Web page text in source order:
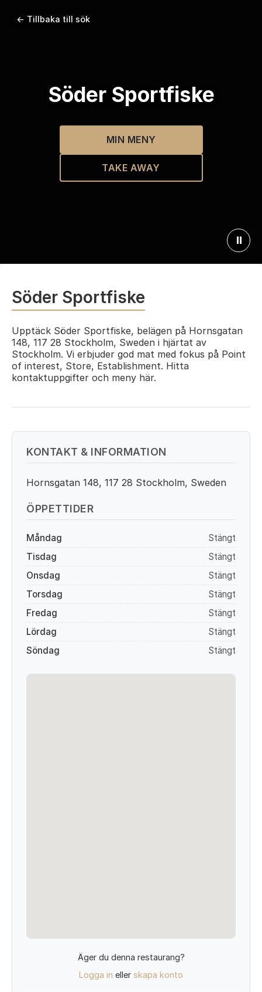
← Tillbaka till sök
Söder Sportfiske
MIN MENY
TAKE AWAY
⏸
Söder Sportfiske
Upptäck Söder Sportfiske, belägen på Hornsgatan
148, 117 28 Stockholm, Sweden i hjärtat av
Stockholm. Vi erbjuder god mat med fokus på Point
of interest, Store, Establishment. Hitta
kontaktuppgifter och meny här.
KONTAKT & INFORMATION
Hornsgatan 148, 117 28 Stockholm, Sweden
ÖPPETTIDER
Måndag
Stängt
Tisdag
Stängt
Onsdag
Stängt
Torsdag
Stängt
Fredag
Stängt
Lördag
Stängt
Söndag
Stängt
Äger du denna restaurang?
Logga in eller skapa konto